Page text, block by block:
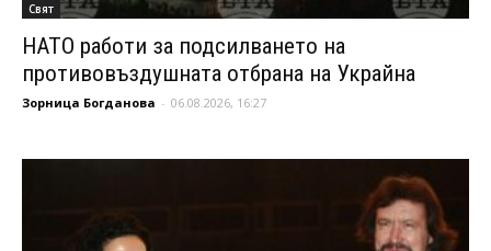
Свят
НАТО работи за подсилването на
противовъздушната отбрана на Украйна
Зорница Богданова - 06.08.2026, 16:27